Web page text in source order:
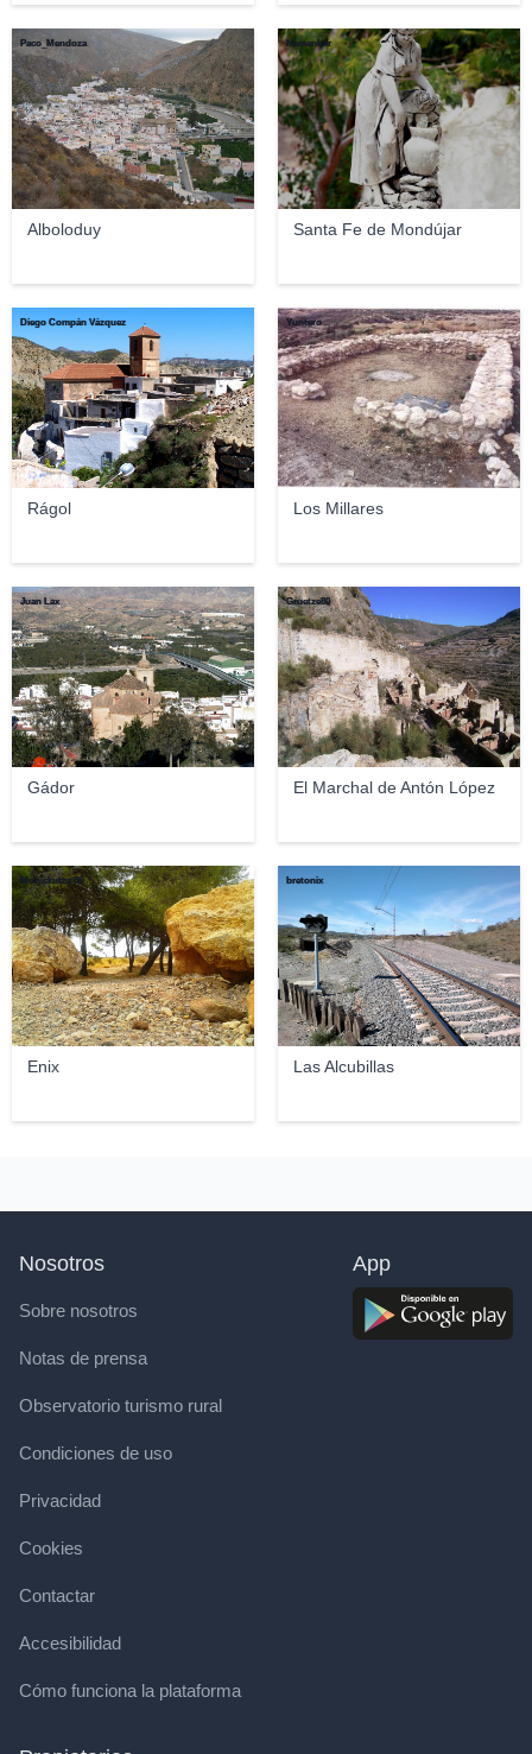
Alboloduy
Paco_Mendoza
Santa Fe de Mondújar
Namanhar
Rágol
Diego Compán Vázquez
Los Millares
Yuntero
Gádor
Juan Lax
El Marchal de Antón López
Gruetze80
Enix
Monickutza 85
Las Alcubillas
bretonix
Nosotros
Sobre nosotros
Notas de prensa
Observatorio turismo rural
Condiciones de uso
Privacidad
Cookies
Contactar
Accesibilidad
Cómo funciona la plataforma
App